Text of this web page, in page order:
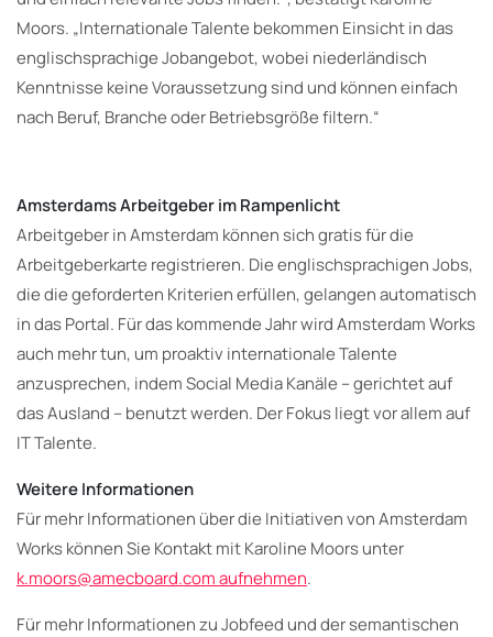
Moors. „Internationale Talente bekommen Einsicht in das
englischsprachige Jobangebot, wobei niederländisch
Kenntnisse keine Voraussetzung sind und können einfach
nach Beruf, Branche oder Betriebsgröße filtern.“
Amsterdams Arbeitgeber im Rampenlicht
Arbeitgeber in Amsterdam können sich gratis für die
Arbeitgeberkarte registrieren. Die englischsprachigen Jobs,
die die geforderten Kriterien erfüllen, gelangen automatisch
in das Portal. Für das kommende Jahr wird Amsterdam Works
auch mehr tun, um proaktiv internationale Talente
anzusprechen, indem Social Media Kanäle – gerichtet auf
das Ausland – benutzt werden. Der Fokus liegt vor allem auf
IT Talente.
Weitere Informationen
Für mehr Informationen über die Initiativen von Amsterdam
Works können Sie Kontakt mit Karoline Moors unter
k.moors@amecboard.com aufnehmen.
Für mehr Informationen zu Jobfeed und der semantischen